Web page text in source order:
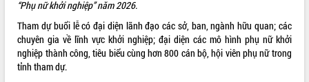
SỞ, BAN, NGÀNH
UBND CÁC XÃ, PHƯỜNG
THÔNG TIN CHỈ ĐẠO ĐIỀU HÀNH
“Phụ nữ khởi nghiệp” năm 2026.
Tham dự buổi lễ có đại diện lãnh đạo các sở, ban, ngành hữu quan; các
chuyên gia về lĩnh vực khởi nghiệp; đại diện các mô hình phụ nữ khởi
nghiệp thành công, tiêu biểu cùng hơn 800 cán bộ, hội viên phụ nữ trong
tỉnh tham dự.